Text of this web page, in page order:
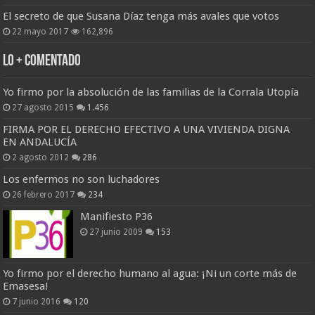
El secreto de que Susana Díaz tenga más avales que votos
22 mayo 2017 162,896
Lo + Comentado
Yo firmo por la absolución de las familias de la Corrala Utopía
27 agosto 2015 1.456
FIRMA POR EL DERECHO EFECTIVO A UNA VIVIENDA DIGNA
EN ANDALUCÍA
2 agosto 2012 286
Los enfermos no son luchadores
26 febrero 2017 234
Manifiesto P36
27 junio 2009 153
Yo firmo por el derecho humano al agua: ¡Ni un corte más de
Emasesa!
7 junio 2016 120